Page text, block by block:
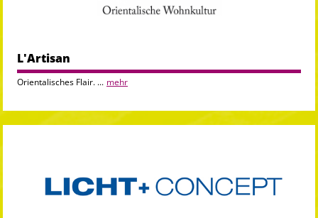
L'Artisan
Orientalisches Flair. ... mehr